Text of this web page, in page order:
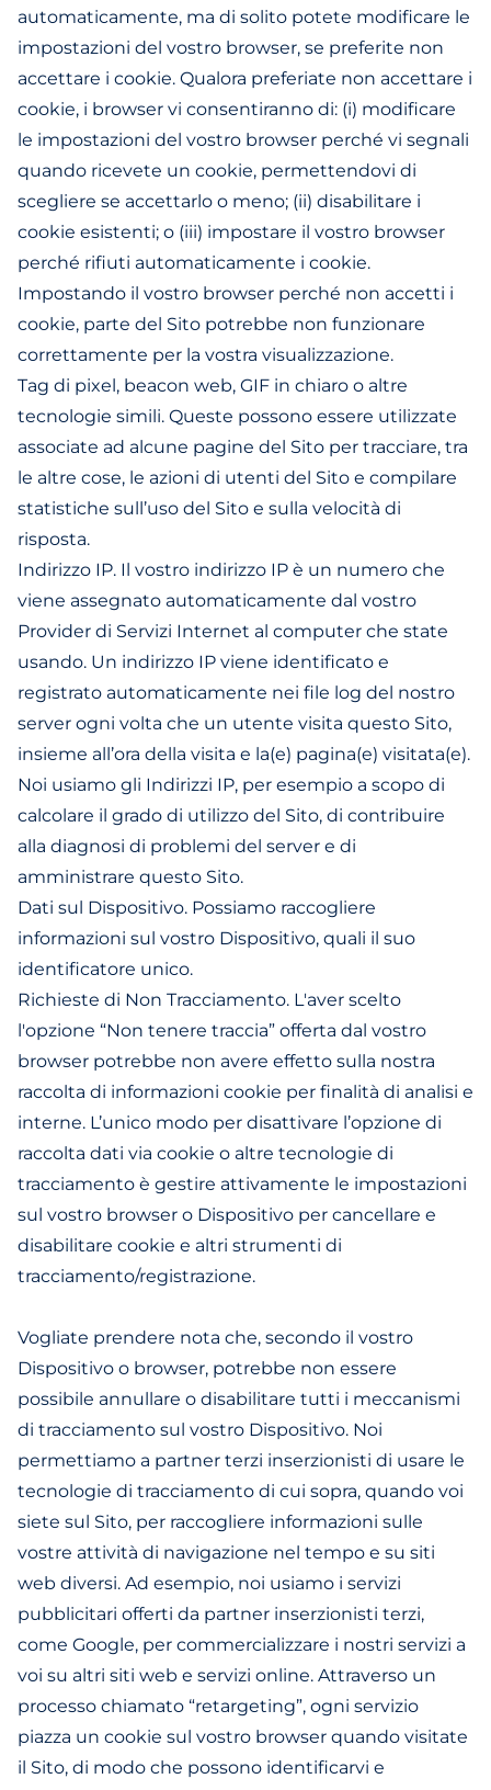
automaticamente, ma di solito potete modificare le
impostazioni del vostro browser, se preferite non
accettare i cookie. Qualora preferiate non accettare i
cookie, i browser vi consentiranno di: (i) modificare
le impostazioni del vostro browser perché vi segnali
quando ricevete un cookie, permettendovi di
scegliere se accettarlo o meno; (ii) disabilitare i
cookie esistenti; o (iii) impostare il vostro browser
perché rifiuti automaticamente i cookie.
Impostando il vostro browser perché non accetti i
cookie, parte del Sito potrebbe non funzionare
correttamente per la vostra visualizzazione.
Tag di pixel, beacon web, GIF in chiaro o altre
tecnologie simili. Queste possono essere utilizzate
associate ad alcune pagine del Sito per tracciare, tra
le altre cose, le azioni di utenti del Sito e compilare
statistiche sull’uso del Sito e sulla velocità di
risposta.
Indirizzo IP. Il vostro indirizzo IP è un numero che
viene assegnato automaticamente dal vostro
Provider di Servizi Internet al computer che state
usando. Un indirizzo IP viene identificato e
registrato automaticamente nei file log del nostro
server ogni volta che un utente visita questo Sito,
insieme all’ora della visita e la(e) pagina(e) visitata(e).
Noi usiamo gli Indirizzi IP, per esempio a scopo di
calcolare il grado di utilizzo del Sito, di contribuire
alla diagnosi di problemi del server e di
amministrare questo Sito.
Dati sul Dispositivo. Possiamo raccogliere
informazioni sul vostro Dispositivo, quali il suo
identificatore unico.
Richieste di Non Tracciamento. L'aver scelto
l'opzione “Non tenere traccia” offerta dal vostro
browser potrebbe non avere effetto sulla nostra
raccolta di informazioni cookie per finalità di analisi e
interne. L’unico modo per disattivare l’opzione di
raccolta dati via cookie o altre tecnologie di
tracciamento è gestire attivamente le impostazioni
sul vostro browser o Dispositivo per cancellare e
disabilitare cookie e altri strumenti di
tracciamento/registrazione.
Vogliate prendere nota che, secondo il vostro
Dispositivo o browser, potrebbe non essere
possibile annullare o disabilitare tutti i meccanismi
di tracciamento sul vostro Dispositivo. Noi
permettiamo a partner terzi inserzionisti di usare le
tecnologie di tracciamento di cui sopra, quando voi
siete sul Sito, per raccogliere informazioni sulle
vostre attività di navigazione nel tempo e su siti
web diversi. Ad esempio, noi usiamo i servizi
pubblicitari offerti da partner inserzionisti terzi,
come Google, per commercializzare i nostri servizi a
voi su altri siti web e servizi online. Attraverso un
processo chiamato “retargeting”, ogni servizio
piazza un cookie sul vostro browser quando visitate
il Sito, di modo che possono identificarvi e